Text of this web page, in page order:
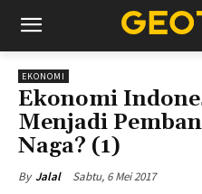
EKONOMI
Ekonomi
Menjadi
Naga? (1)
By Jalal Sabtu, 6 Mei 2017